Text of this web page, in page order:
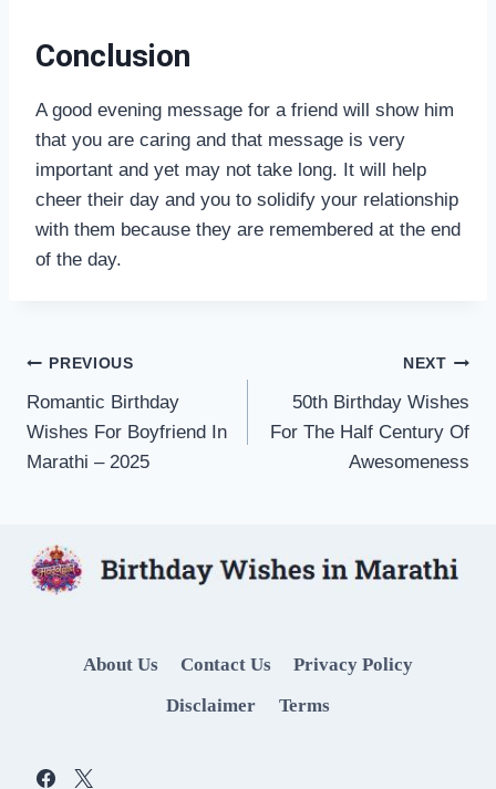
Conclusion
A good evening message for a friend will show him
that you are caring and that message is very
important and yet may not take long. It will help
cheer their day and you to solidify your relationship
with them because they are remembered at the end
of the day.
Post
navigation
PREVIOUS
Romantic Birthday
Wishes For Boyfriend In
Marathi – 2025
NEXT
50th Birthday Wishes
For The Half Century Of
Awesomeness
About Us Contact Us
Privacy Policy
Disclaimer
Terms